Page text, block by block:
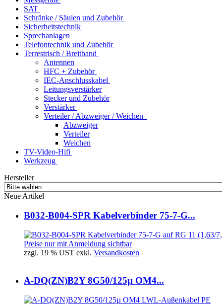
SAT
Schränke / Säulen und Zubehör
Sicherheitstechnik
Sprechanlagen
Telefontechnik und Zubehör
Terrestrisch / Breitband
Antennen
HFC + Zubehör
IEC-Anschlusskabel
Leitungsverstärker
Stecker und Zubehör
Verstärker
Verteiler / Abzweiger / Weichen
Abzweiger
Verteiler
Weichen
TV-Video-Hifi
Werkzeug
Hersteller
Neue Artikel
B032-B004-SPR Kabelverbinder 75-7-G...
Preise nur mit Anmeldung sichtbar
zzgl. 19 % UST exkl. Versandkosten
A-DQ(ZN)B2Y 8G50/125µ OM4...